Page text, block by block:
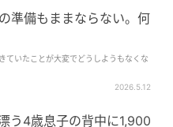
準備もままならない。何
いたことが大変でどうしようもなくな
2026.5.12
う4歳息子の背中に1,900